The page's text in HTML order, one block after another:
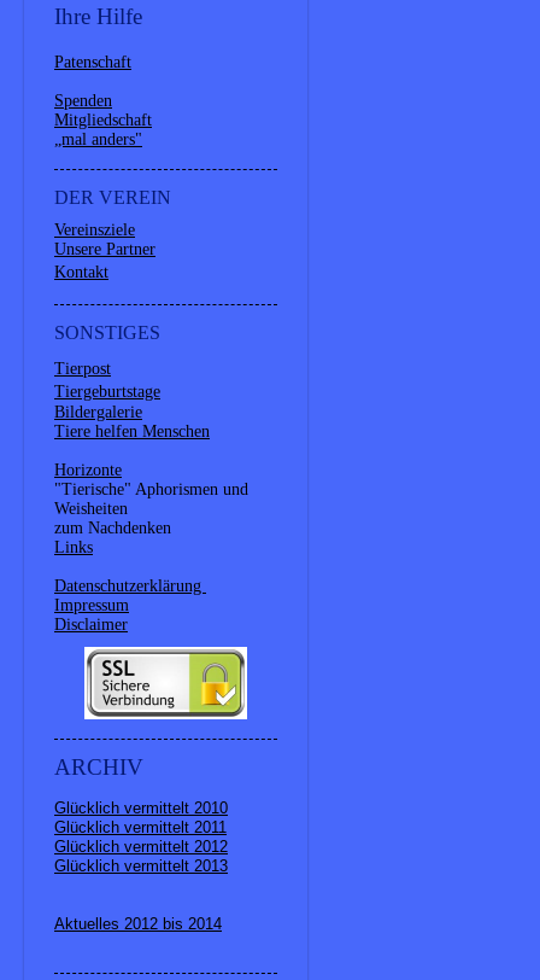
Ihre Hilfe
Patenschaft
Spenden
Mitgliedschaft
„mal anders"
DER VEREIN
Vereinsziele
Unsere Partner
Kontakt
SONSTIGES
Tierpost
Tiergeburtstage
Bildergalerie
Tiere helfen Menschen
Horizonte
"Tierische" Aphorismen und
Weisheiten
zum Nachdenken
Links
Datenschutzerklärung
Impressum
Disclaimer
ARCHIV
Glücklich vermittelt 2010
Glücklich vermittelt 2011
Glücklich vermittelt 2012
Glücklich vermittelt 2013
Aktuelles 2012 bis 2014